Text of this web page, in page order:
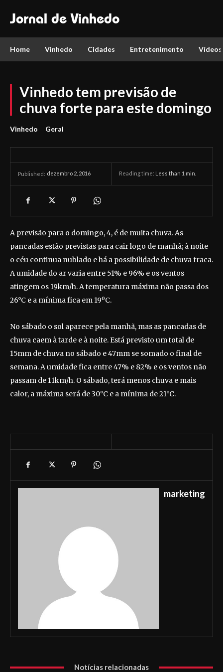
Jornal de Vinhedo
Home Vinhedo Cidades Entretenimento Vídeos
Vinhedo tem previsão de
chuva forte para este domingo
Vinhedo Geral
Published: dezembro 2, 2016 Reading time: Less than 1 min.
A previsão para o domingo, 4, é de muita chuva. As
pancadas estão previstas para cair logo de manhã; à noite
o céu continua nublado e há a possibilidade de chuva fraca.
A umidade do ar varia entre 51% e 96% e os ventos
atingem os 19km/h. A temperatura máxima não passa dos
26°C e a mínima fica em 19ºC.
No sábado o sol aparece pela manhã, mas as pancadas de
chuva caem à tarde e à noite. Está previsto um total de
15mm de chuva no sábado e 47mm se somado o final de
semana. A umidade fica entre 47% e 82% e os ventos não
passam de 11km/h. O sábado, terá menos chuva e mais
calor, a máxima será de 30°C e a mínima de 21°C.
marketing
Notícias relacionadas